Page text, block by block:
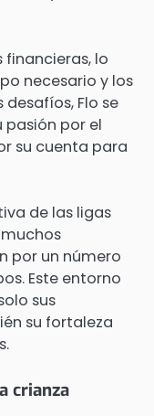
lo
necesario y los
Flo se
por el
su cuenta para
de las ligas
por un número
Este entorno
sus
su fortaleza
crianza